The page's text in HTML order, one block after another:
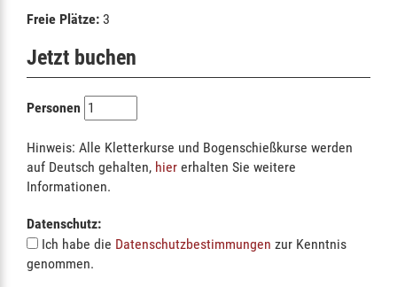
Freie Plätze: 3
Jetzt buchen
Personen
Hinweis: Alle Kletterkurse und Bogenschießkurse werden
auf Deutsch gehalten, hier erhalten Sie weitere
Informationen.
Datenschutz:
Ich habe die Datenschutzbestimmungen zur Kenntnis
genommen.